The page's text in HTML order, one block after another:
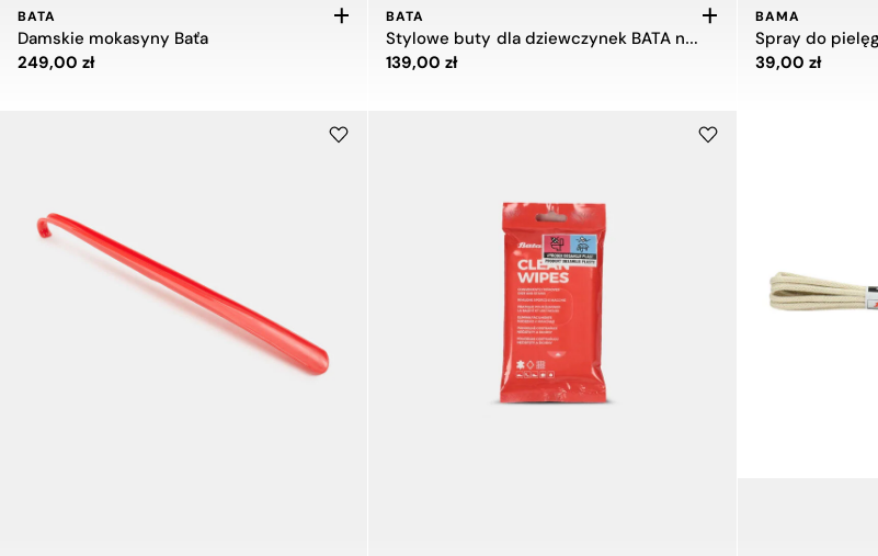
BATA
Damskie mokasyny Baťa
Cena 249,00 zł
249,00 zł
BATA
Stylowe buty dla dziewczynek BATA na wolny czas
Cena 139,00 zł
139,00 zł
BAMA
Cena 39,00 zł
39,00 zł